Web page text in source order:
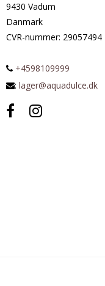
9430 Vadum
Danmark
CVR-nummer: 29057494
+4598109999
: lager@aquadulce.dk